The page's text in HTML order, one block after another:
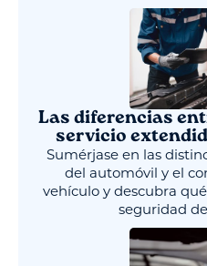
Las diferencias
servicio
Sumérjase en las
del automóvil y el
vehículo y descubra
seguridad